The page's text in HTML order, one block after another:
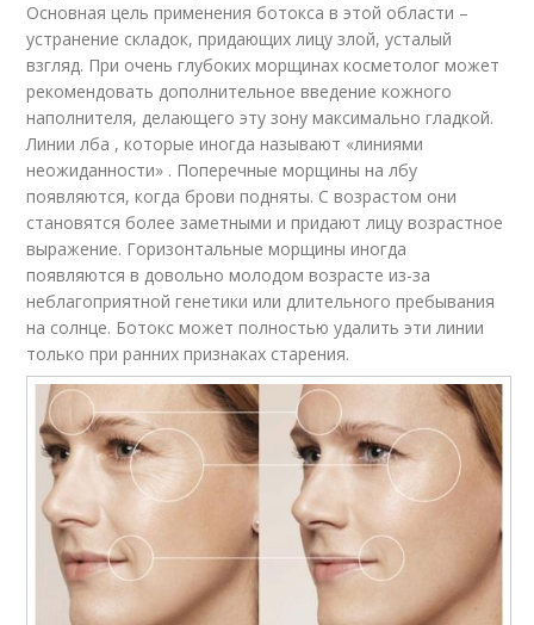
Основная цель применения ботокса в этой области –
устранение складок, придающих лицу злой, усталый
взгляд. При очень глубоких морщинах косметолог может
рекомендовать дополнительное введение кожного
наполнителя, делающего эту зону максимально гладкой.
Линии лба , которые иногда называют «линиями
неожиданности» . Поперечные морщины на лбу
появляются, когда брови подняты. С возрастом они
становятся более заметными и придают лицу возрастное
выражение. Горизонтальные морщины иногда
появляются в довольно молодом возрасте из-за
неблагоприятной генетики или длительного пребывания
на солнце. Ботокс может полностью удалить эти линии
только при ранних признаках старения.